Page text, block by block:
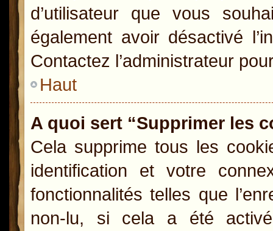
d’utilisateur que vous
également avoir désactivé
Contactez l’administrateur
Haut
A quoi sert “Supprimer les
Cela supprime tous les
identification et votre
fonctionnalités telles que
non-lu, si cela a été